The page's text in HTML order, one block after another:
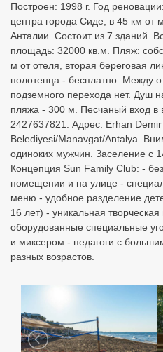
Построен: 1998 г. Год
центра города Сиде, в 45 км от
Анталии. Состоит из 7 зданий.
площадь: 32000 кв.м. Пляж:
м от отеля, вторая береговая
полотенца - бесплатно. Между
подземного перехода нет. Душ
пляжа - 300 м. Песчаный вход
2427637821. Адрес: Erhan Demir
Belediyesi/Manavgat/Antalya.
одиноких мужчин. Заселение с
Концепция Sun Family Club: -
помещении и на улице -
меню - удобное разделение
16 лет) - уникальная
оборудованные специальные
и миксером - педагоги с
разных возрастов.